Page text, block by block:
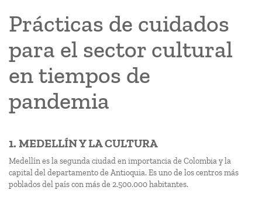
Prácticas de cuidados
para el sector cultural
en tiempos de
pandemia
1. MEDELLÍN Y LA CULTURA
Medellín es la segunda ciudad en importancia de Colombia y la
capital del departamento de Antioquia. Es uno de los centros más
poblados del país con más de 2.500.000 habitantes.